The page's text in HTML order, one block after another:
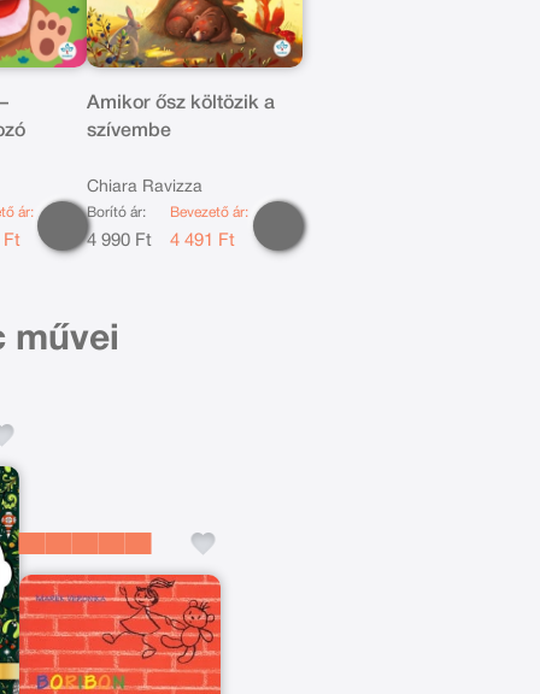
ár:
Ft
Amikor ősz költözik a
szívembe
Chiara Ravizza
Borító ár:
4 990 Ft
Bevezető ár:
4 491 Ft
művei